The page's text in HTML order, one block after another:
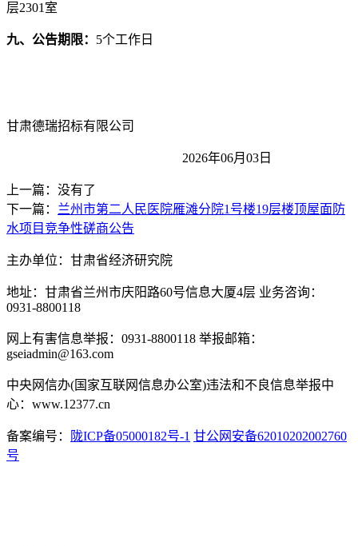
层2301 室
九、公告期限： 5个工作日
甘肃德瑞招标有限公司
2026年06月 03 日
上一篇：没有了
下一篇： 兰州市第二人民医院雁滩分院1号楼19层楼顶屋面防
水项目竞争性磋商公告
主办单位：甘肃省经济研究院
地址：甘肃省兰州市庆阳路60号信息大厦4层 业务咨询：
0931-8800118
网上有害信息举报：0931-8800118 举报邮箱：
gseiadmin@163.com
中央网信办(国家互联网信息办公室)违法和不良信息举报中
心：www.12377.cn
备案编号： 陇ICP备05000182号-1 甘公网安备62010202002760
号